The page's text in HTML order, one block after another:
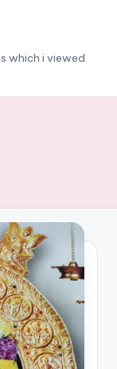
which i viewed